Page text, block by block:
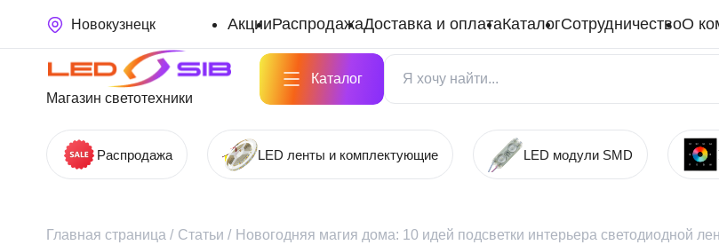
Новокузнецк АкцииРаспродажаДоставка и оплатаКаталогСотрудничествоО
Магазин светотехники
Каталог
Распродажа LED ленты и комплектующие LED модули SMD
Главная страница / Статьи / Новогодняя магия дома: 10 идей подсветки интерьера светодиодной